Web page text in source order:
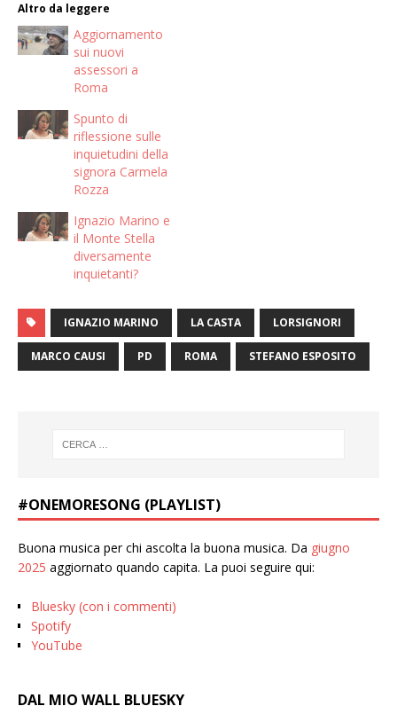
Altro da leggere
Aggiornamento
sui nuovi
assessori a
Roma
Spunto di
riflessione sulle
inquietudini della
signora Carmela
Rozza
Ignazio Marino e
il Monte Stella
diversamente
inquietanti?
IGNAZIO MARINO LA CASTA LORSIGNORI
MARCO CAUSI PD ROMA STEFANO ESPOSITO
#ONEMORESONG (PLAYLIST)
Buona musica per chi ascolta la buona musica. Da giugno
2025 aggiornato quando capita. La puoi seguire qui:
Bluesky (con i commenti)
Spotify
YouTube
DAL MIO WALL BLUESKY